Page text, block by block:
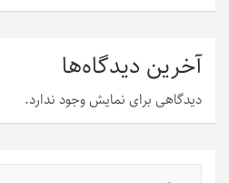
آخرین دیدگاه‌ها
دیدگاهی برای نمایش وجود ندارد.